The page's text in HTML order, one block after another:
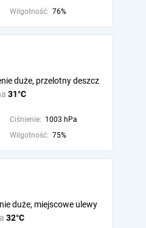
Wilgotność: 76%
31°C
duże, przelotny deszcz
Ciśnienie: 1003 hPa
Wilgotność: 75%
32°C
duże, miejscowe ulewy